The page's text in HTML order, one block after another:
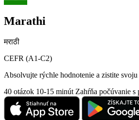
Marathi
मराठी
CEFR (A1-C2)
Absolvujte rýchle hodnotenie a zistite svoju
40 otázok 10-15 minút Zahŕňa počúvanie s